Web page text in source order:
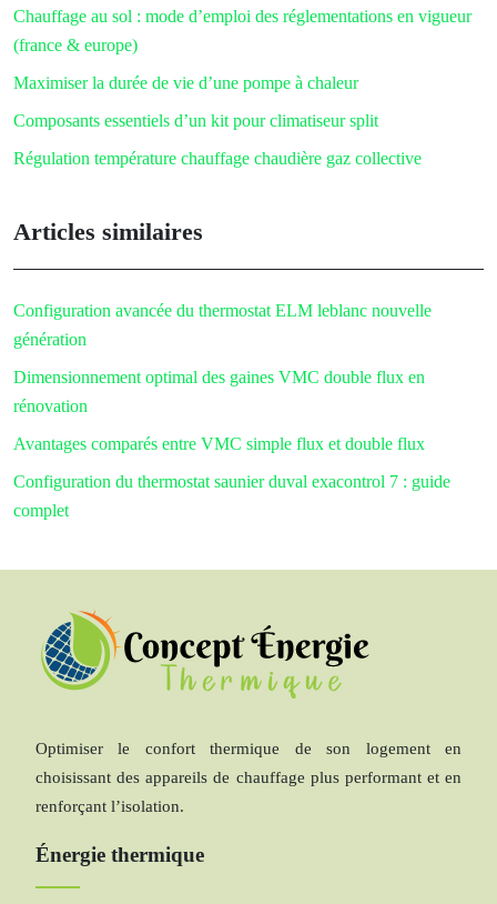
Chauffage au sol : mode d’emploi des réglementations en vigueur
(france & europe)
Maximiser la durée de vie d’une pompe à chaleur
Composants essentiels d’un kit pour climatiseur split
Régulation température chauffage chaudière gaz collective
Articles similaires
Configuration avancée du thermostat ELM leblanc nouvelle
génération
Dimensionnement optimal des gaines VMC double flux en
rénovation
Avantages comparés entre VMC simple flux et double flux
Configuration du thermostat saunier duval exacontrol 7 : guide
complet
Optimiser le confort thermique de son logement en
choisissant des appareils de chauffage plus performant et en
renforçant l’isolation.
Énergie thermique